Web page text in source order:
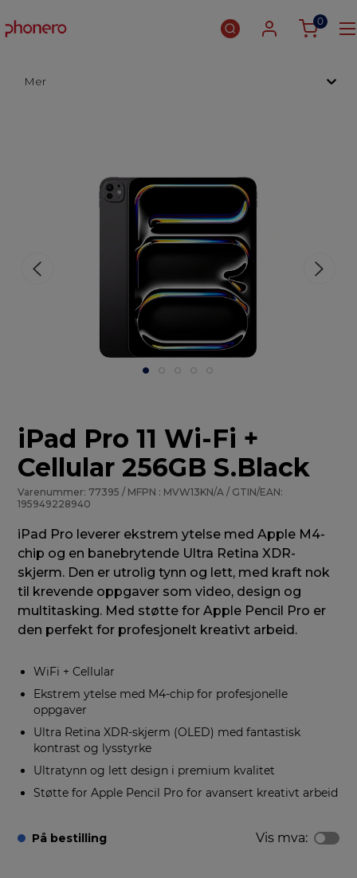
0
Mer
iPad Pro 11 Wi-Fi +
Cellular 256GB S.Black
Varenummer: 77395 / MFPN : MVW13KN/A / GTIN/EAN:
195949228940
iPad Pro leverer ekstrem ytelse med Apple M4-
chip og en banebrytende Ultra Retina XDR-
skjerm. Den er utrolig tynn og lett, med kraft nok
til krevende oppgaver som video, design og
multitasking. Med støtte for Apple Pencil Pro er
den perfekt for profesjonelt kreativt arbeid.
WiFi + Cellular
Ekstrem ytelse med M4-chip for profesjonelle
oppgaver
Ultra Retina XDR-skjerm (OLED) med fantastisk
kontrast og lysstyrke
Ultratynn og lett design i premium kvalitet
Støtte for Apple Pencil Pro for avansert kreativt arbeid
På bestilling Vis mva: